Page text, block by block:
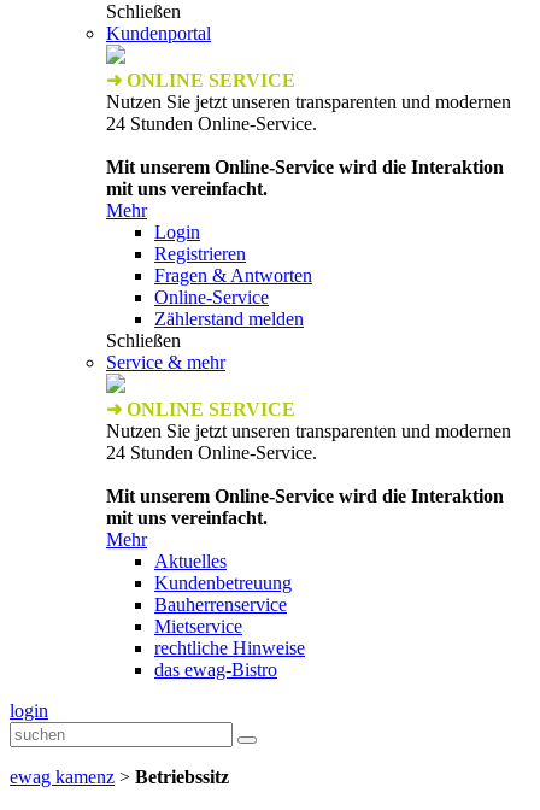
Schließen
Kundenportal
➜ ONLINE SERVICE
Nutzen Sie jetzt unseren transparenten und modernen
24 Stunden Online-Service.
Mit unserem Online-Service wird die Interaktion
mit uns vereinfacht.
Mehr
Login
Registrieren
Fragen & Antworten
Online-Service
Zählerstand melden
Schließen
Service & mehr
➜ ONLINE SERVICE
Nutzen Sie jetzt unseren transparenten und modernen
24 Stunden Online-Service.
Mit unserem Online-Service wird die Interaktion
mit uns vereinfacht.
Mehr
Aktuelles
Kundenbetreuung
Bauherrenservice
Mietservice
rechtliche Hinweise
das ewag-Bistro
login
ewag kamenz > Betriebssitz